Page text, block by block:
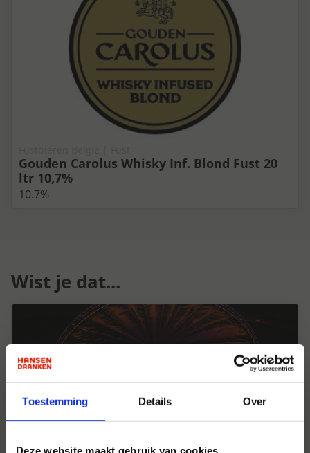
Toestemming Details Over
Deze website maakt gebruik van cookies
Gouden Carolus Whisky Inf. Blond Fust 20
ltr 10,7%
10.7%
Wist je dat...